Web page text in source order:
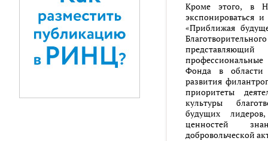
Кроме этого, в
экспонироваться
«Приближая
профессиональные
Фонда в области
развития
приоритеты
культуры
будущих
ценностей
добровольческой